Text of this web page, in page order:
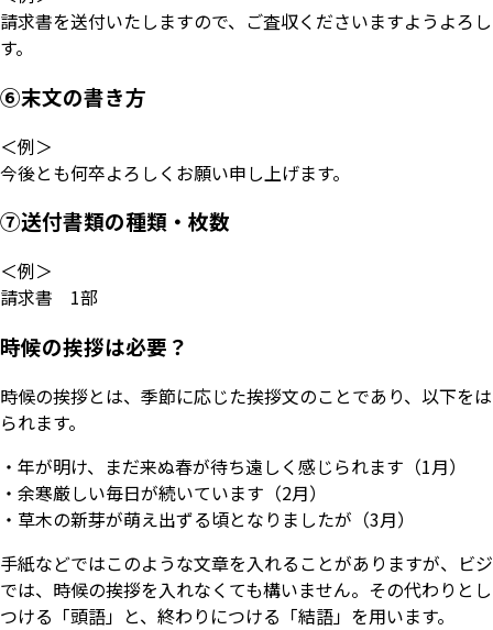
請求書を送付いたしますので、ご査収くださいますようよろ
す。
⑥末文の書き方
＜例＞
今後とも何卒よろしくお願い申し上げます。
⑦送付書類の種類・枚数
＜例＞
請求書 1部
時候の挨拶は必要？
時候の挨拶とは、季節に応じた挨拶文のことであり、以下を
られます。
・年が明け、まだ来ぬ春が待ち遠しく感じられます（1月）
・余寒厳しい毎日が続いています（2月）
・草木の新芽が萌え出ずる頃となりましたが（3月）
手紙などではこのような文章を入れることがありますが、ビ
では、時候の挨拶を入れなくても構いません。その代わりと
つける「頭語」と、終わりにつける「結語」を用います。